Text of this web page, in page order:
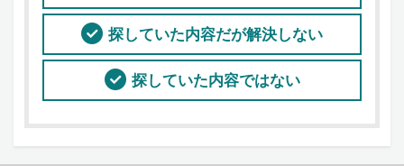
探していた内容だが解決しない
探していた内容ではない